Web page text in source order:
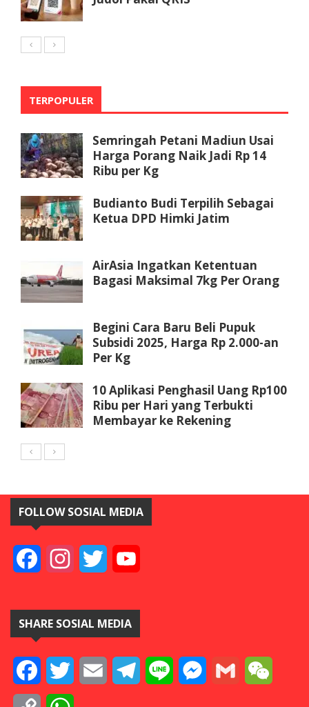
TERPOPULER
Semringah Petani Madiun Usai
Harga Porang Naik Jadi Rp 14
Ribu per Kg
Budianto Budi Terpilih Sebagai
Ketua DPD Himki Jatim
AirAsia Ingatkan Ketentuan
Bagasi Maksimal 7kg Per Orang
Begini Cara Baru Beli Pupuk
Subsidi 2025, Harga Rp 2.000-an
Per Kg
10 Aplikasi Penghasil Uang Rp100
Ribu per Hari yang Terbukti
Membayar ke Rekening
FOLLOW SOSIAL MEDIA
FacebookInstagramTwitter
SHARE SOSIAL MEDIA
FacebookTwitter Email TelegramLine Messenger
Gmail